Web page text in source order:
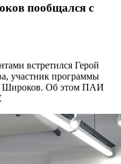
пообщался с
встретился Герой
участник программы
Широков. Об этом ПАИ